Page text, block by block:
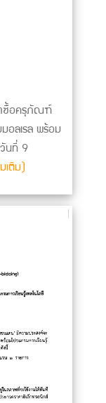
าซื้อครุภัณฑ์
อลเรล พร้อม
นที่ 9
เติม)